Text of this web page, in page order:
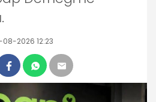
08-2026 12:23